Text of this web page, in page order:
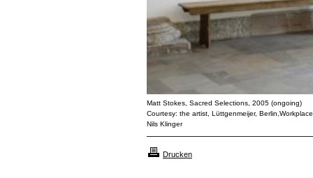
Matt Stokes, Sacred Selections, 2005 (ongoing)
Courtesy: the artist, Lüttgenmeijer,
Nils Klinger
Drucken